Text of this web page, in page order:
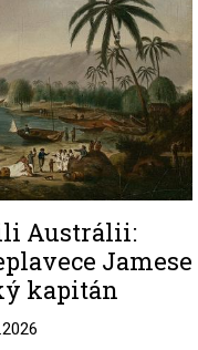
Austrálii:
Jamese
kapitán